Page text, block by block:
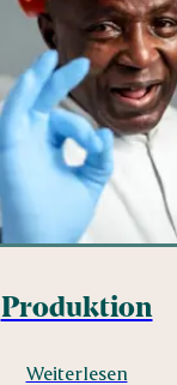
Produktion
Weiterlesen